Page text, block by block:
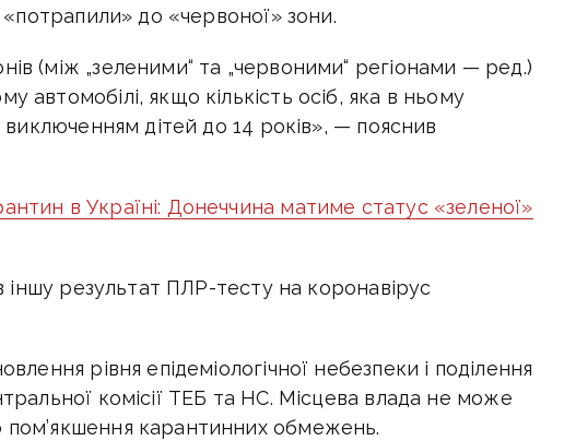
до «червоної» зони.
(між „зеленими“ та „червоними“ регіонами — ред.)
автомобілі, якщо кількість осіб, яка в ньому
дітей до 14 років», — пояснив
в Україні: Донеччина матиме статус «зеленої»
іншу результат ПЛР-тесту на коронавірус
рівня епідеміологічної небезпеки і поділення
комісії ТЕБ та НС. Місцева влада не може
карантинних обмежень.